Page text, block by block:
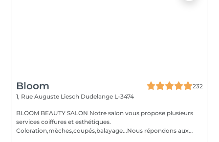
Bloom
232
1, Rue Auguste Liesch Dudelange L-3474
BLOOM BEAUTY SALON Notre salon vous propose plusieurs
services coiffures et esthétiques.
Coloration,mèches,coupés,balayage...Nous répondons aux